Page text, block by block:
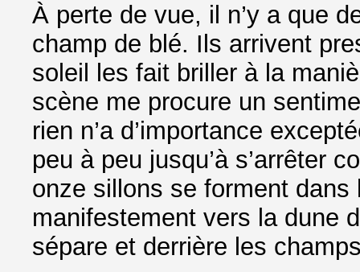
À perte de vue, il n’y a que
champ de blé. Ils arrivent
soleil les fait briller à la
scène me procure un
rien n’a d’importance
peu à peu jusqu’à s’arrêter
onze sillons se forment
manifestement vers la dune
sépare et derrière les